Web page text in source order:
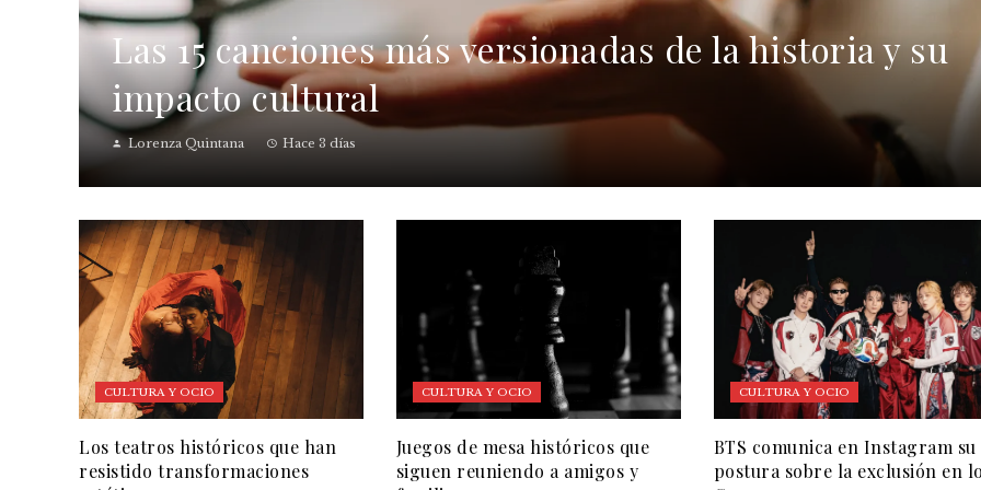
Las 15 canciones más versionadas de la historia y su
impacto cultural
Lorenza Quintana Hace 3 días
CULTURA Y OCIO
Los teatros históricos que han
resistido transformaciones
CULTURA Y OCIO
Juegos de mesa históricos que
siguen reuniendo a amigos y
CULTURA Y OCIO
BTS comunica en Instagram su
postura sobre la exclusión en